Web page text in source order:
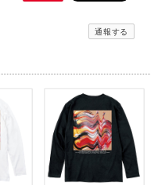
通報する